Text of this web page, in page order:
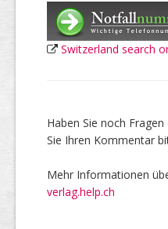
Switzerland search
Haben Sie noch
Sie Ihren Kommentar
Mehr Informationen
verlag.help.ch